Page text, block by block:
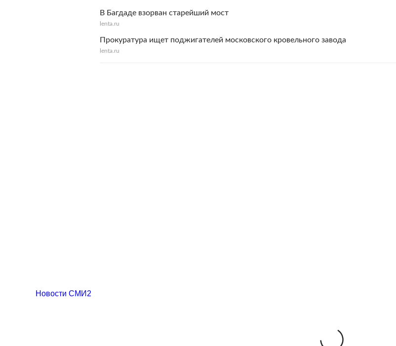
В Багдаде взорван старейший мост
lenta.ru
Прокуратура ищет поджигателей московского кровельного завода
lenta.ru
Новости СМИ2